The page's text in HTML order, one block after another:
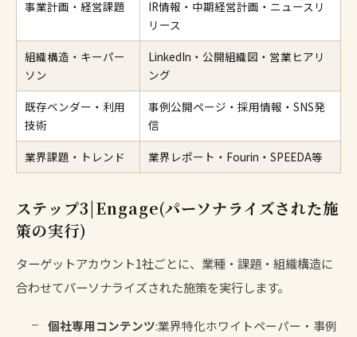
事業計画・経営課題
IR情報・中期経営計画・ニュースリ
リース
組織構造・キーパー
ソン
LinkedIn・公開組織図・営業ヒアリ
ング
既存ベンダー・利用
技術
事例公開ページ・採用情報・SNS発
信
業界課題・トレンド
業界レポート・Fourin・SPEEDA等
ステップ3|Engage(パーソナライズされた施
策の実行)
ターゲットアカウント1社ごとに、業種・課題・組織構造に
合わせてパーソナライズされた施策を実行します。
個社専用コンテンツ:業界特化ホワイトペーパー・事例